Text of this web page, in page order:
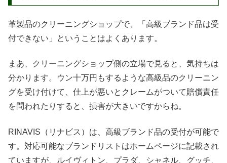
革製品のクリーニングショップで、「高級ブランド品は受
付できない」ということはよくあります。
まあ、クリーニングショップ側の立場で見ると、気持ちは
分かります。ウン十万円もするような高級品のクリーニン
グを受け付けて、仕上が悪いとクレームがついて賠償責任
を問われたりすると、損害が大きいですからね。
RINAVIS（リナビス）は、高級ブランド品の受付が可能で
す。対応可能なブランドリストはホームページに記載され
ていますが、ルイヴィトン、プラダ、シャネル、グッチ、